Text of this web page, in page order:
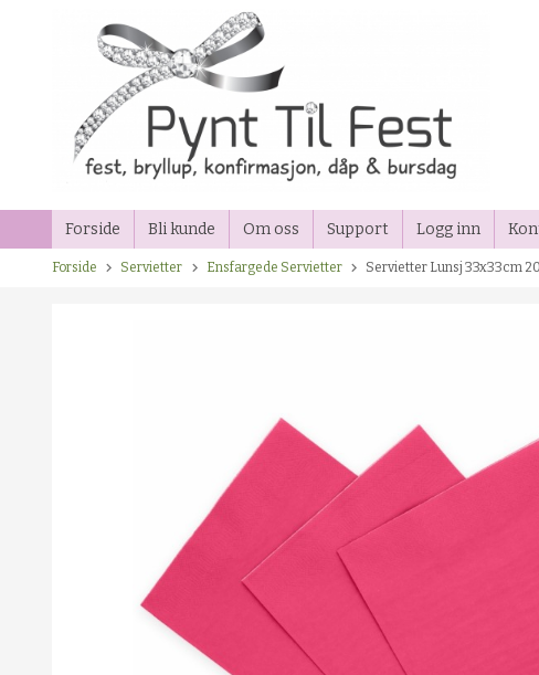
Forside Bli kunde Om oss Support Logg inn
Forside Servietter Ensfargede Servietter Servietter Lunsj 33x33cm